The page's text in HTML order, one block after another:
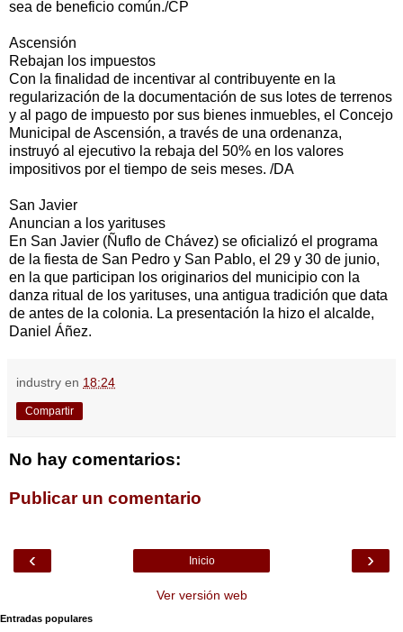
sea de beneficio común./CP
Ascensión
Rebajan los impuestos
Con la finalidad de incentivar al contribuyente en la
regularización de la documentación de sus lotes de terrenos
y al pago de impuesto por sus bienes inmuebles, el Concejo
Municipal de Ascensión, a través de una ordenanza,
instruyó al ejecutivo la rebaja del 50% en los valores
impositivos por el tiempo de seis meses. /DA
San Javier
Anuncian a los yarituses
En San Javier (Ñuflo de Chávez) se oficializó el programa
de la fiesta de San Pedro y San Pablo, el 29 y 30 de junio,
en la que participan los originarios del municipio con la
danza ritual de los yarituses, una antigua tradición que data
de antes de la colonia. La presentación la hizo el alcalde,
Daniel Áñez.
industry en 18:24
Compartir
No hay comentarios:
Publicar un comentario
‹ ›
Inicio
Ver versión web
Entradas populares